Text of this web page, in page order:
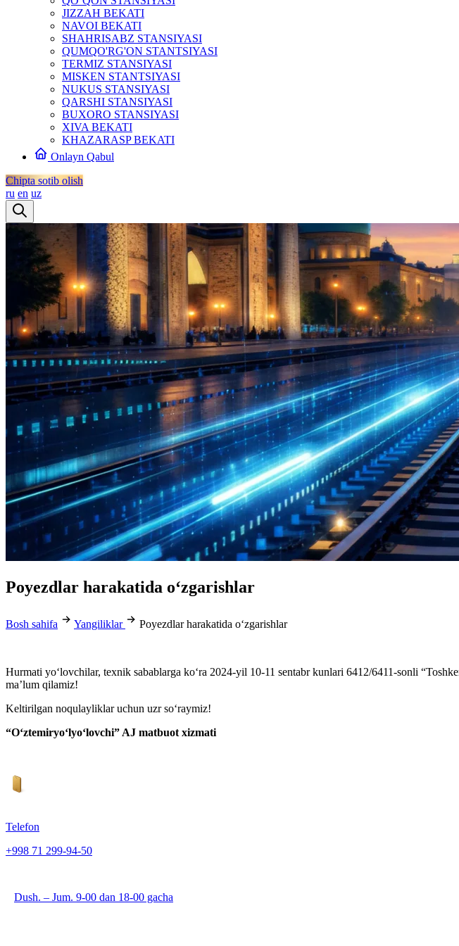
JIZZAH BEKATI
NAVOI BEKATI
SHAHRISABZ STANSIYASI
QUMQO'RG'ON STANTSIYASI
TERMIZ STANSIYASI
MISKEN STANTSIYASI
NUKUS STANSIYASI
QARSHI STANSIYASI
BUXORO STANSIYASI
XIVA BEKATI
KHAZARASP BEKATI
Onlayn Qabul
Chipta sotib olish
ru en uz
Poyezdlar harakatida o‘zgarishlar
Bosh sahifa Yangiliklar Poyezdlar harakatida o‘zgarishlar
Hurmati yo‘lovchilar, texnik sabablarga ko‘ra 2024-yil 10-11 sentabr kunlari 6412/6411-sonli
ma’lum qilamiz!
Keltirilgan noqulayliklar uchun uzr so‘raymiz!
“O‘ztemiryo‘lyo‘lovchi” AJ matbuot xizmati
Telefon
+998 71 299-94-50
Dush. – Jum. 9-00 dan 18-00 gacha